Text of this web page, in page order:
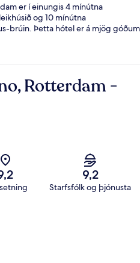
er í einungis 4 mínútna
og 10 mínútna
brúin. Þetta hótel er á mjög góðum
Rotterdam -
9,2
Starfsfólk og þjónusta